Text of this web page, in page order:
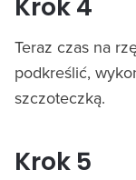
Krok 4
Teraz czas na
podkreślić,
szczoteczką.
Krok 5